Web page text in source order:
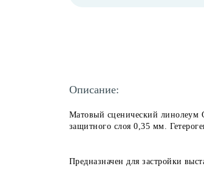
Описание:
Матовый сценический
защитного слоя 0,35 мм.
Предназначен для застройки